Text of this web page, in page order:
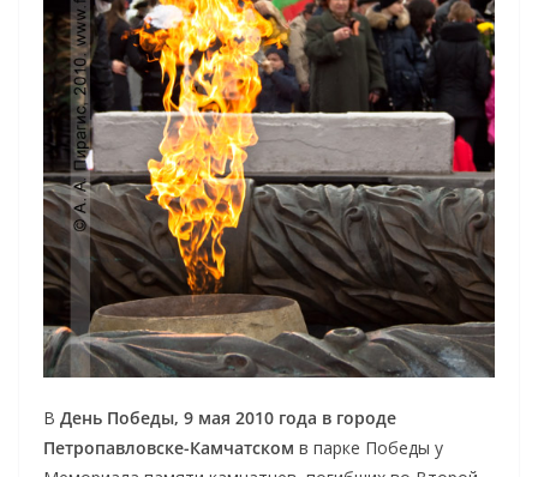
В День Победы, 9 мая 2010 года в городе
Петропавловске-Камчатском в парке Победы у